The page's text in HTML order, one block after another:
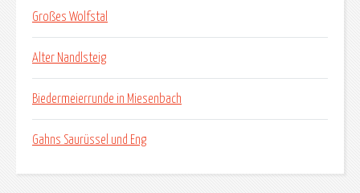
Großes Wolfstal
Alter Nandlsteig
Biedermeierrunde in Miesenbach
Gahns Saurüssel und Eng